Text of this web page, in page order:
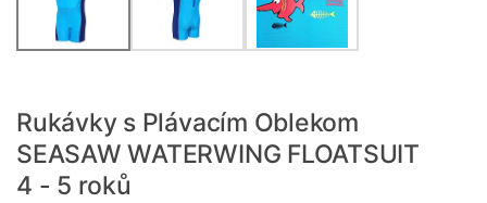
Rukávky s Plávacím Oblekom
SEASAW WATERWING FLOATSUIT
4 - 5 roků